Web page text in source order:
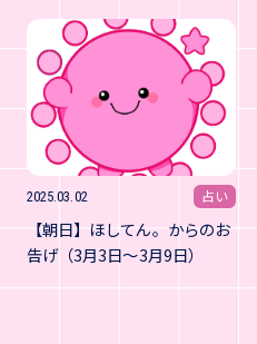
2025.03.02 占い
【朝日】ほしてん。からのお
告げ（3月3日～3月9日）